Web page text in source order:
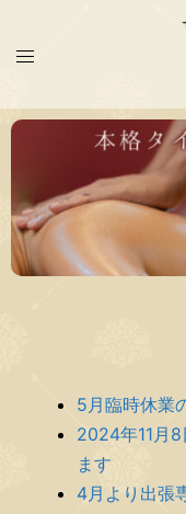
5月臨時休業
2024年11月
ます
4月より出張